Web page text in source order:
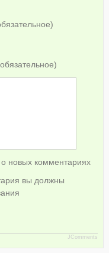
новых комментариях
вы должны
JComments